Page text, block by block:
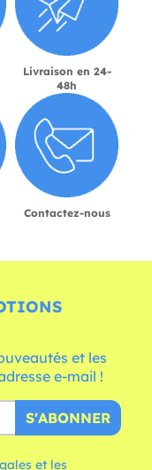
Livraison en 24-
48h
Contactez-nous
et les
e-mail !
S'ABONNER
et les